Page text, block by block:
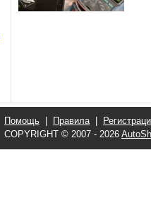
Помощь Правила|
COPYRIGHT © 2007 - 2026